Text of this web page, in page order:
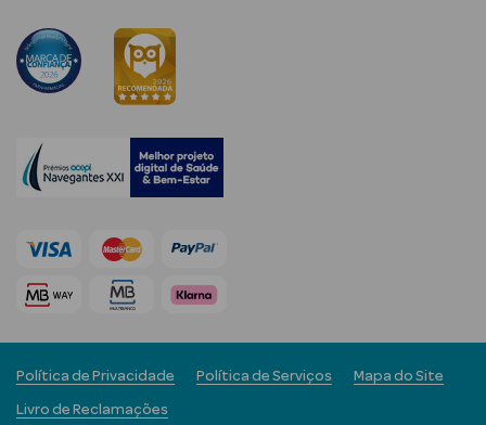
Rosto e
Ver Tudo
Cosmética
Rosto
Hidratantes
Séruns Faciais
Anti-
envelhecimento
Política de Privacidade Política de Serviços Mapa do Site
Livro de Reclamações